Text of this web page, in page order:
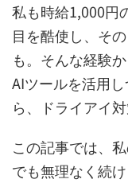
私も時給1,000円
目を酷使し、そ
も。そんな経験
AIツールを活用
ら、ドライアイ
この記事では、
でも無理なく続